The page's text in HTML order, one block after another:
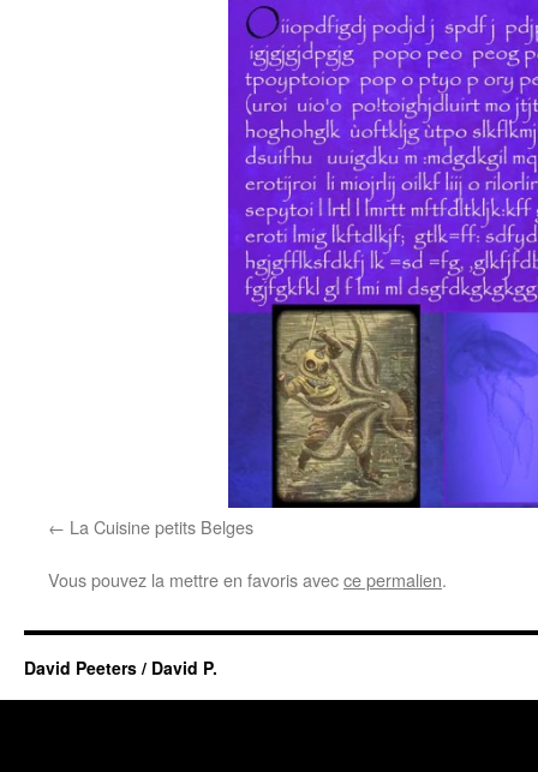
La Cuisine petits Belges
Vous pouvez la mettre en favoris avecce permalien.
David Peeters / David P.